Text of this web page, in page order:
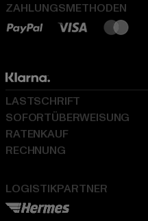
ZAHLUNGSMETHODEN
LOGISTIKPARTNER
LASTSCHRIFT
SOFORTÜBERWEISUNG
RATENKAUF
RECHNUNG